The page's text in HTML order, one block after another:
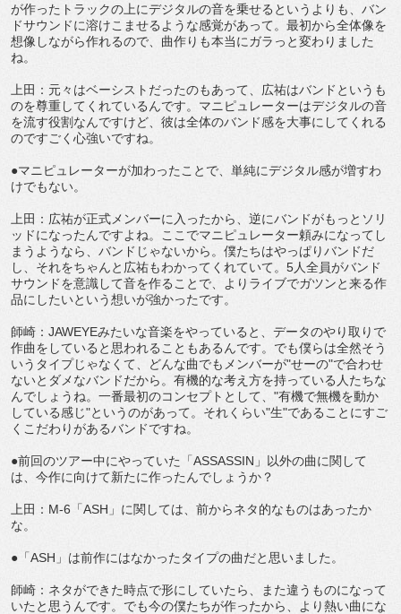
が作ったトラックの上にデジタルの音を乗せるというよりも、バン
ドサウンドに溶けこませるような感覚があって。最初から全体像を
想像しながら作れるので、曲作りも本当にガラっと変わりました
ね。
上田：元々はベーシストだったのもあって、広祐はバンドというも
のを尊重してくれているんです。マニピュレーターはデジタルの音
を流す役割なんですけど、彼は全体のバンド感を大事にしてくれる
のですごく心強いですね。
●マニピュレーターが加わったことで、単純にデジタル感が増すわ
けでもない。
上田：広祐が正式メンバーに入ったから、逆にバンドがもっとソリ
ッドになったんですよね。ここでマニピュレーター頼みになってし
まうようなら、バンドじゃないから。僕たちはやっぱりバンドだ
し、それをちゃんと広祐もわかってくれていて。5人全員がバンド
サウンドを意識して音を作ることで、よりライブでガツンと来る作
品にしたいという想いが強かったです。
師崎：JAWEYEみたいな音楽をやっていると、データのやり取りで
作曲をしていると思われることもあるんです。でも僕らは全然そう
いうタイプじゃなくて、どんな曲でもメンバーが"せーの"で合わせ
ないとダメなバンドだから。有機的な考え方を持っている人たちな
んでしょうね。一番最初のコンセプトとして、"有機で無機を動か
している感じ"というのがあって。それくらい"生"であることにすご
くこだわりがあるバンドですね。
●前回のツアー中にやっていた「ASSASSIN」以外の曲に関して
は、今作に向けて新たに作ったんでしょうか？
上田：M-6「ASH」に関しては、前からネタ的なものはあったか
な。
●「ASH」は前作にはなかったタイプの曲だと思いました。
師崎：ネタができた時点で形にしていたら、また違うものになって
いたと思うんです。でも今の僕たちが作ったから、より熱い曲にな